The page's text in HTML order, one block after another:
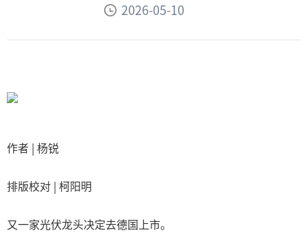
2026-05-10
作者 | 杨锐
排版校对 | 柯阳明
又一家光伏龙头决定去德国上市。